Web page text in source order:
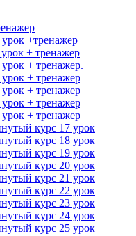
+тренажер
+ тренажер
+ тренажер.
+ тренажер
+ тренажер
+ тренажер
+ тренажер
курс 17 урок
курс 18 урок
курс 19 урок
курс 20 урок
курс 21 урок
курс 22 урок
курс 23 урок
курс 24 урок
курс 25 урок